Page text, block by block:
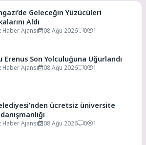
Geleceğin Yüzücüleri
Aldı
Haber Ajansı 08 Ağu 2026 0 1
Erenus Son Yolculuğuna Uğurlandı
Haber Ajansı 08 Ağu 2026 0 1
ücretsiz üniversite
Haber Ajansı 08 Ağu 2026 0 1